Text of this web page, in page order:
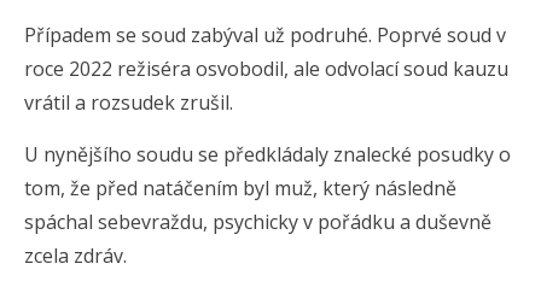
Případem se soud zabýval už podruhé. Poprvé soud v
roce 2022 režiséra osvobodil, ale odvolací soud kauzu
vrátil a rozsudek zrušil.
U nynějšího soudu se předkládaly znalecké posudky o
tom, že před natáčením byl muž, který následně
spáchal sebevraždu, psychicky v pořádku a duševně
zcela zdráv.